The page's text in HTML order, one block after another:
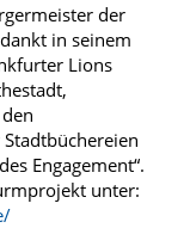
der
in seinem
Lions
Engagement“.
unter: